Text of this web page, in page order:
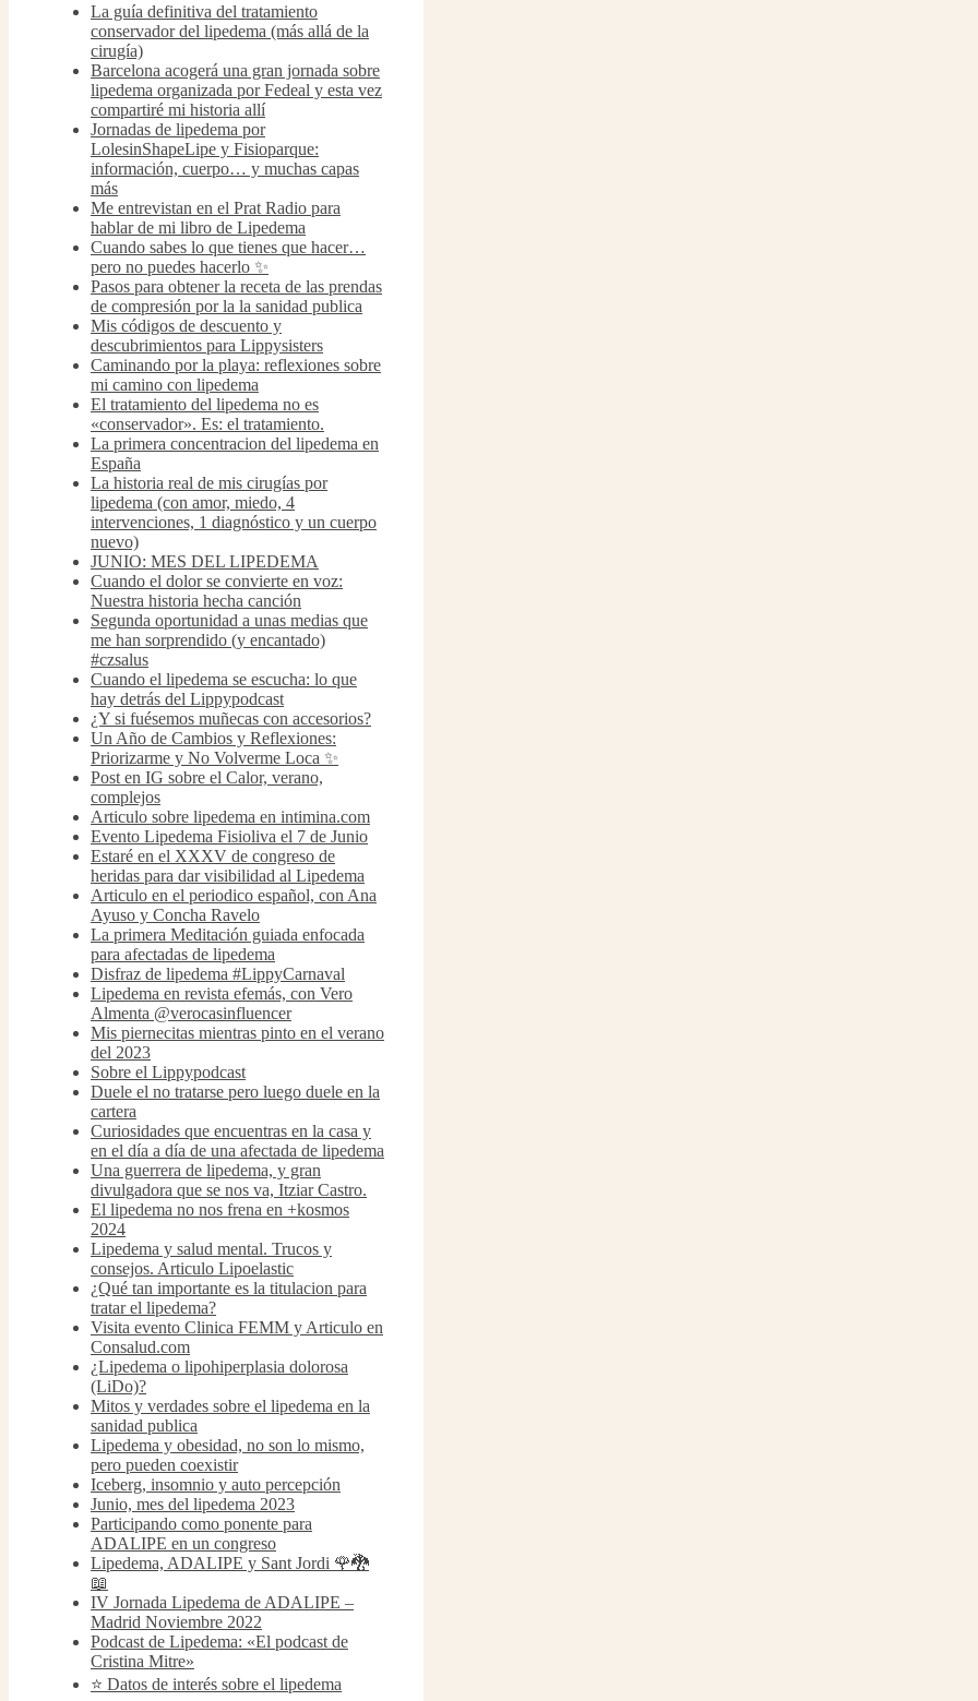
La guía definitiva del tratamiento
conservador del lipedema (más allá de la
cirugía)
Barcelona acogerá una gran jornada sobre
lipedema organizada por Fedeal y esta vez
compartiré mi historia allí
Jornadas de lipedema por
LolesinShapeLipe y Fisioparque:
información, cuerpo… y muchas capas
más
Me entrevistan en el Prat Radio para
hablar de mi libro de Lipedema
Cuando sabes lo que tienes que hacer…
pero no puedes hacerlo ✨
Pasos para obtener la receta de las prendas
de compresión por la la sanidad publica
Mis códigos de descuento y
descubrimientos para Lippysisters
Caminando por la playa: reflexiones sobre
mi camino con lipedema
El tratamiento del lipedema no es
«conservador». Es: el tratamiento.
La primera concentracion del lipedema en
España
La historia real de mis cirugías por
lipedema (con amor, miedo, 4
intervenciones, 1 diagnóstico y un cuerpo
nuevo)
JUNIO: MES DEL LIPEDEMA
Cuando el dolor se convierte en voz:
Nuestra historia hecha canción
Segunda oportunidad a unas medias que
me han sorprendido (y encantado)
#czsalus
Cuando el lipedema se escucha: lo que
hay detrás del Lippypodcast
¿Y si fuésemos muñecas con accesorios?
Un Año de Cambios y Reflexiones:
Priorizarme y No Volverme Loca ✨
Post en IG sobre el Calor, verano,
complejos
Articulo sobre lipedema en intimina.com
Evento Lipedema Fisioliva el 7 de Junio
Estaré en el XXXV de congreso de
heridas para dar visibilidad al Lipedema
Articulo en el periodico español, con Ana
Ayuso y Concha Ravelo
La primera Meditación guiada enfocada
para afectadas de lipedema
Disfraz de lipedema #LippyCarnaval
Lipedema en revista efemás, con Vero
Almenta @verocasinfluencer
Mis piernecitas mientras pinto en el verano
del 2023
Sobre el Lippypodcast
Duele el no tratarse pero luego duele en la
cartera
Curiosidades que encuentras en la casa y
en el día a día de una afectada de lipedema
Una guerrera de lipedema, y gran
divulgadora que se nos va, Itziar Castro.
El lipedema no nos frena en +kosmos
2024
Lipedema y salud mental. Trucos y
consejos. Articulo Lipoelastic
¿Qué tan importante es la titulacion para
tratar el lipedema?
Visita evento Clinica FEMM y Articulo en
Consalud.com
¿Lipedema o lipohiperplasia dolorosa
(LiDo)?
Mitos y verdades sobre el lipedema en la
sanidad publica
Lipedema y obesidad, no son lo mismo,
pero pueden coexistir
Iceberg, insomnio y auto percepción
Junio, mes del lipedema 2023
Participando como ponente para
ADALIPE en un congreso
Lipedema, ADALIPE y Sant Jordi 🌹🐉
📖
IV Jornada Lipedema de ADALIPE –
Madrid Noviembre 2022
Podcast de Lipedema: «El podcast de
Cristina Mitre»
⭐️ Datos de interés sobre el lipedema